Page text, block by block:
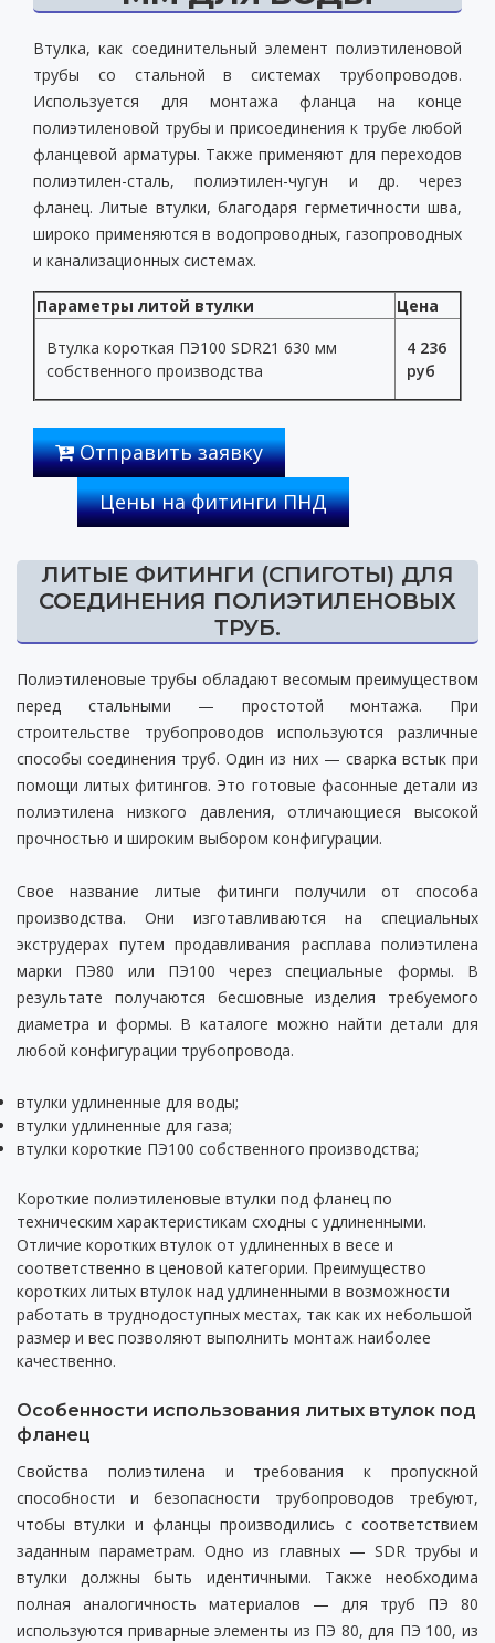
Втулка, как соединительный элемент полиэтиленовой
трубы со стальной в системах трубопроводов.
Используется для монтажа фланца на конце
полиэтиленовой трубы и присоединения к трубе любой
фланцевой арматуры. Также применяют для переходов
полиэтилен-сталь, полиэтилен-чугун и др. через
фланец. Литые втулки, благодаря герметичности шва,
широко применяются в водопроводных, газопроводных
и канализационных системах.
Параметры литой втулки
Цена
Втулка короткая ПЭ100 SDR21 630 мм
собственного производства
4 236
руб
Отправить заявку
Цены на фитинги ПНД
ЛИТЫЕ ФИТИНГИ (СПИГОТЫ) ДЛЯ
СОЕДИНЕНИЯ ПОЛИЭТИЛЕНОВЫХ
ТРУБ.
Полиэтиленовые трубы обладают весомым преимуществом
перед стальными — простотой монтажа. При
строительстве трубопроводов используются различные
способы соединения труб. Один из них — сварка встык при
помощи литых фитингов. Это готовые фасонные детали из
полиэтилена низкого давления, отличающиеся высокой
прочностью и широким выбором конфигурации.
Свое название литые фитинги получили от способа
производства. Они изготавливаются на специальных
экструдерах путем продавливания расплава полиэтилена
марки ПЭ80 или ПЭ100 через специальные формы. В
результате получаются бесшовные изделия требуемого
диаметра и формы. В каталоге можно найти детали для
любой конфигурации трубопровода.
втулки удлиненные для воды;
втулки удлиненные для газа;
втулки короткие ПЭ100 собственного производства;
Короткие полиэтиленовые втулки под фланец по
техническим характеристикам сходны с удлиненными.
Отличие коротких втулок от удлиненных в весе и
соответственно в ценовой категории. Преимущество
коротких литых втулок над удлиненными в возможности
работать в труднодоступных местах, так как их небольшой
размер и вес позволяют выполнить монтаж наиболее
качественно.
Особенности использования литых втулок под
фланец
Свойства полиэтилена и требования к пропускной
способности и безопасности трубопроводов требуют,
чтобы втулки и фланцы производились с соответствием
заданным параметрам. Одно из главных — SDR трубы и
втулки должны быть идентичными. Также необходима
полная аналогичность материалов — для труб ПЭ 80
используются приварные элементы из ПЭ 80, для ПЭ 100, из